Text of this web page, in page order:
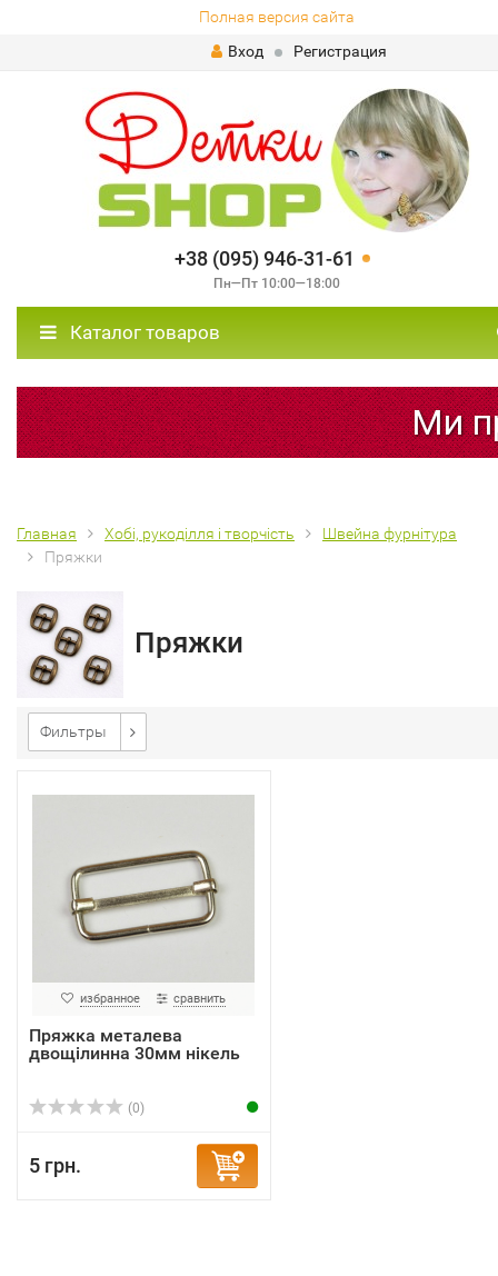
Полная версия сайта
Вход
Регистрация
+38 (095) 946-31-61
Пн—Пт 10:00—18:00
Каталог товаров
Ми
Главная Хобі, рукоділля і творчість
Швейна фурнітура
Пряжки
Пряжки
Фильтры
избранное сравнить
Пряжка металева
двощілинна 30мм нікель
(0)
5 грн.